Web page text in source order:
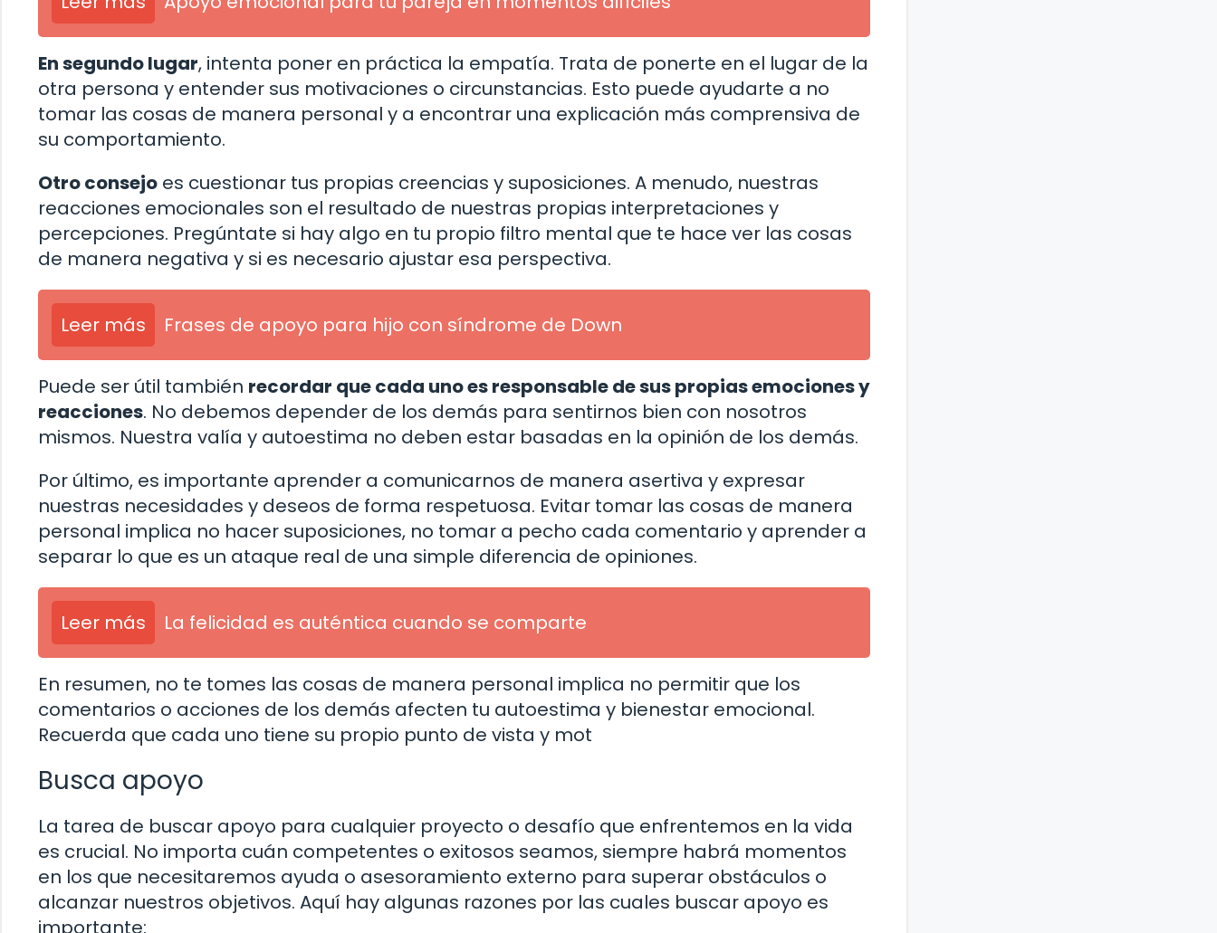
En segundo lugar, intenta poner en práctica la empatía. Trata de ponerte en el lugar de la
otra persona y entender sus motivaciones o circunstancias. Esto puede ayudarte a no
tomar las cosas de manera personal y a encontrar una explicación más comprensiva de
su comportamiento.
Otro consejo es cuestionar tus propias creencias y suposiciones. A menudo, nuestras
reacciones emocionales son el resultado de nuestras propias interpretaciones y
percepciones. Pregúntate si hay algo en tu propio filtro mental que te hace ver las cosas
de manera negativa y si es necesario ajustar esa perspectiva.
Leer más Frases de apoyo para hijo con síndrome de Down
Puede ser útil también recordar que cada uno es responsable de sus propias emociones y
reacciones. No debemos depender de los demás para sentirnos bien con nosotros
mismos. Nuestra valía y autoestima no deben estar basadas en la opinión de los demás.
Por último, es importante aprender a comunicarnos de manera asertiva y expresar
nuestras necesidades y deseos de forma respetuosa. Evitar tomar las cosas de manera
personal implica no hacer suposiciones, no tomar a pecho cada comentario y aprender a
separar lo que es un ataque real de una simple diferencia de opiniones.
Leer más La felicidad es auténtica cuando se comparte
En resumen, no te tomes las cosas de manera personal implica no permitir que los
comentarios o acciones de los demás afecten tu autoestima y bienestar emocional.
Recuerda que cada uno tiene su propio punto de vista y mot
Busca apoyo
La tarea de buscar apoyo para cualquier proyecto o desafío que enfrentemos en la vida
es crucial. No importa cuán competentes o exitosos seamos, siempre habrá momentos
en los que necesitaremos ayuda o asesoramiento externo para superar obstáculos o
alcanzar nuestros objetivos. Aquí hay algunas razones por las cuales buscar apoyo es
importante: